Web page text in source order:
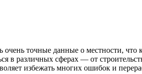
точные данные о местности, что
в различных сферах — от
избежать многих ошибок и